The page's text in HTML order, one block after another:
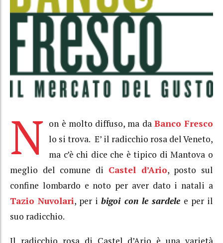
N on è molto diffuso, ma da Banco Fresco
lo si trova. E’ il radicchio rosa del Veneto,
ma c’è chi dice che è tipico di Mantova o
meglio del comune di Castel d’Ario, posto sul
confine lombardo e noto per aver dato i natali a
Tazio Nuvolari, per ibigoi con le sardele e per il
suo radicchio.